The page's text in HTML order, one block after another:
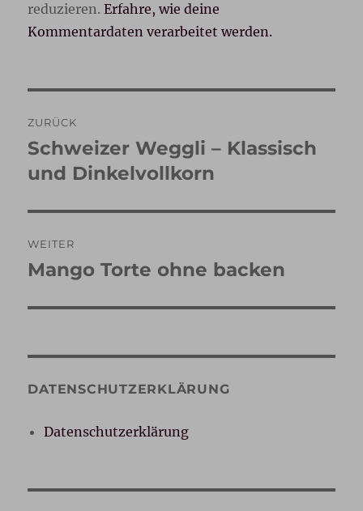
reduzieren.Erfahre, wie deine
Kommentardaten verarbeitet werden.
ZURÜCK
Vorheriger
Beitrag:
Schweizer Weggli – Klassisch
und Dinkelvollkorn
WEITER
Nächster
Mango Torte ohne backen
DATENSCHUTZERKLÄRUNG
Datenschutzerklärung